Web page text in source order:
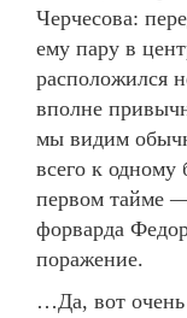
Черчесова:
ему пару в
расположился
вполне
мы видим
всего к одному
первом тайме
форварда
поражение.
…Да, вот